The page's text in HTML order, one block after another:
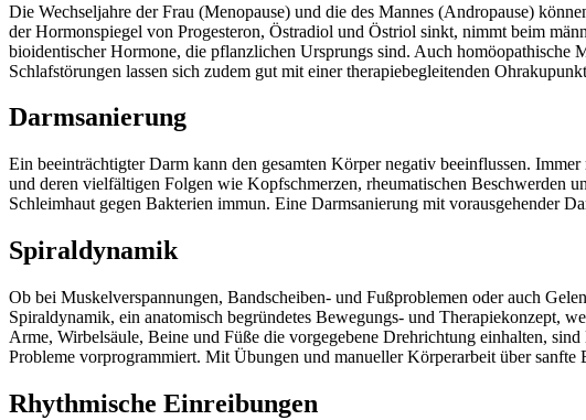
Die Wechseljahre der Frau (Menopause) und die des Mannes (Andropause)
der Hormonspiegel von Progesteron, Östradiol und Östriol sinkt, nimmt beim
bioidentischer Hormone, die pflanzlichen Ursprungs sind. Auch
Schlafstörungen lassen sich zudem gut mit einer therapiebegleitenden
Darmsanierung
Ein beeinträchtigter Darm kann den gesamten Körper negativ beeinflussen.
und deren vielfältigen Folgen wie Kopfschmerzen, rheumatischen Beschwerden
Schleimhaut gegen Bakterien immun. Eine Darmsanierung mit vorausgehender
Spiraldynamik
Ob bei Muskelverspannungen, Bandscheiben- und Fußproblemen oder auch
Spiraldynamik, ein anatomisch begründetes Bewegungs- und Therapiekonzept,
Arme, Wirbelsäule, Beine und Füße die vorgegebene Drehrichtung einhalten,
Probleme vorprogrammiert. Mit Übungen und manueller Körperarbeit über
Rhythmische Einreibungen